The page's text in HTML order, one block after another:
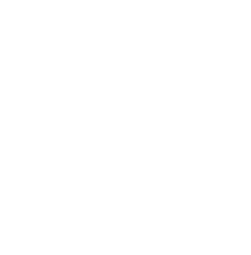
Listwa
Przeznaczona
Gotowa do
Pokryta
Nadaje się